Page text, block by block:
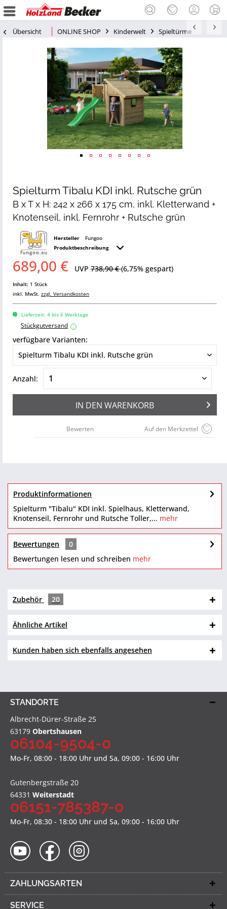
Übersicht ONLINE SHOP Kinderwelt Spieltürme
Spielturm Tibalu KDI inkl. Rutsche grün
B x T x H: 242 x 266 x 175 cm, inkl. Kletterwand +
Knotenseil, inkl. Fernrohr + Rutsche grün
Hersteller
Fungoo
Produktbeschreibung
689,00 € UVP 738,90 €(6,75% gespart)
Inhalt: 1 Stück
inkl. MwSt. zzgl. Versandkosten
Lieferzeit: 4 bis 6 Werktage
Stückgutversand i
verfügbare Varianten:
Anzahl:
IN DEN WARENKORB
Auf den Merkzettel
Bewerten
Produktinformationen
Spielturm "Tibalu" KDI inkl. Spielhaus, Kletterwand,
Knotenseil, Fernrohr und Rutsche Toller,... mehr
Bewertungen
0
Bewertungen lesen und schreiben mehr
Zubehör 20
Ähnliche Artikel
Kunden haben sich ebenfalls angesehen
STANDORTE
Albrecht-Dürer-Straße 25
63179 Obertshausen
06104-9504-0
Mo-Fr, 08:00 - 18:00 Uhr und Sa, 09:00 - 16:00 Uhr
Gutenbergstraße 20
64331 Weiterstadt
06151-785387-0
Mo-Fr, 08:30 - 18:00 Uhr und Sa, 09:00 - 16:00 Uhr
ZAHLUNGSARTEN
SERVICE